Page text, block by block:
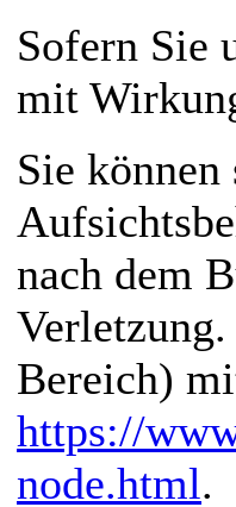
Sofern Sie
mit
Sie
nach dem
Bereich)
https://
node.html.